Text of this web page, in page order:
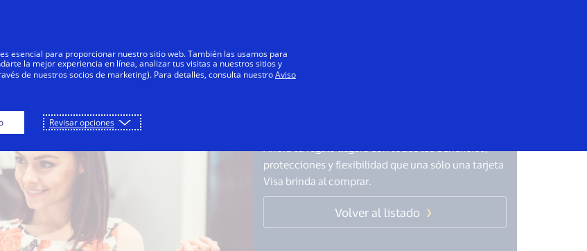
Negocios Innovadores Todos
protecciones y flexibilidad que una sólo una tarjeta
Visa brinda al comprar.
Volver al listado
esencial para proporcionar nuestro sitio web. También las usamos para
la mejor experiencia en línea, analizar tus visitas a nuestros sitios y
de nuestros socios de marketing). Para detalles, consulta nuestroAviso
Revisar opciones